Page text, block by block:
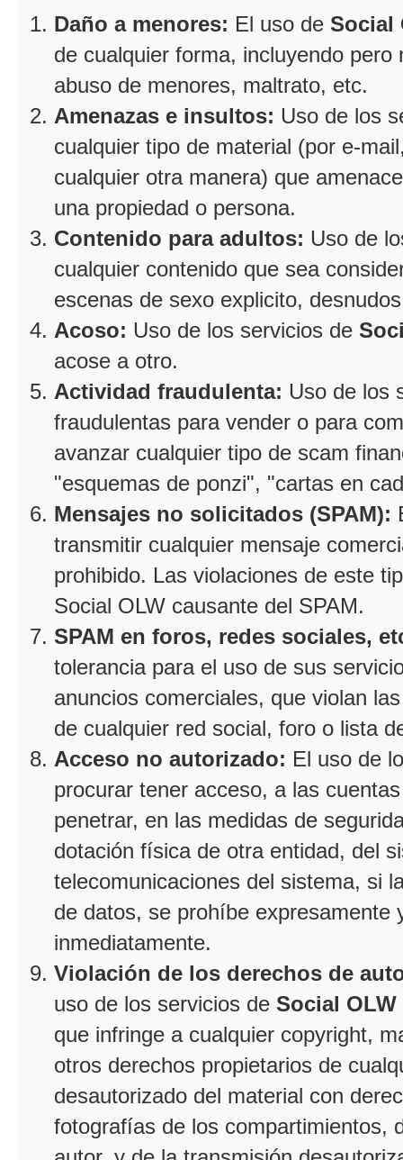
Daño a menores: El uso de Social
de cualquier forma, incluyendo
abuso de menores, maltrato, etc.
Amenazas e insultos: Uso de los
cualquier tipo de material (por e-
cualquier otra manera) que
una propiedad o persona.
Contenido para adultos: Uso de
cualquier contenido que sea
escenas de sexo explicito,
Acoso: Uso de los servicios de
acose a otro.
Actividad fraudulenta: Uso de los
fraudulentas para vender o para
avanzar cualquier tipo de scam
"esquemas de ponzi", "cartas en
Mensajes no solicitados (SPAM):
transmitir cualquier mensaje
prohibido. Las violaciones de este
Social OLW causante del SPAM.
SPAM en foros, redes sociales,
tolerancia para el uso de sus
anuncios comerciales, que violan
de cualquier red social, foro o lista
Acceso no autorizado: El uso de
procurar tener acceso, a las
penetrar, en las medidas de
dotación física de otra entidad, del
telecomunicaciones del sistema, si
de datos, se prohíbe expresamente
inmediatamente.
Violación de los derechos de
uso de los servicios de Social OLW
que infringe a cualquier copyright,
otros derechos propietarios de
desautorizado del material con
fotografías de los compartimientos,